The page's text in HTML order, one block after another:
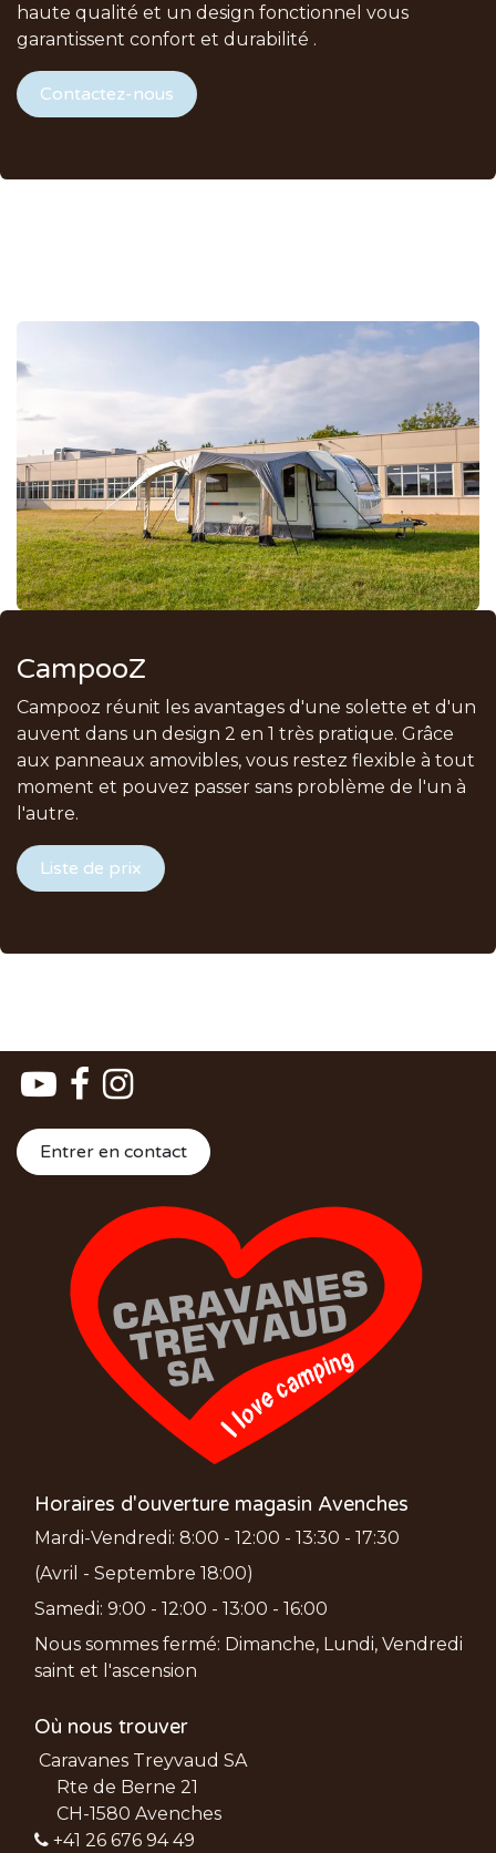
haute qualité et un design fonctionnel vous
garantissent confort et durabilité .
Contactez-nous
CampooZ
Campooz réunit les avantages d'une solette et d'un
auvent dans un design 2 en 1 très pratique. Grâce
aux panneaux amovibles, vous restez flexible à tout
moment et pouvez passer sans problème de l'un à
l'autre.
Liste de prix
Entrer en contact
Horaires d'ouverture magasin Avenches
Mardi-Vendredi: 8:00 - 12:00 - 13:30 - 17:30
(Avril - Septembre 18:00)
Samedi: 9:00 - 12:00 - 13:00 - 16:00
Nous sommes fermé: Dimanche, Lundi, Vendredi
saint et l'ascension
Où nous trouver
Caravanes Treyvaud SA
Rte de Berne 21
CH-1580 Avenches
+41 26 676 94 49